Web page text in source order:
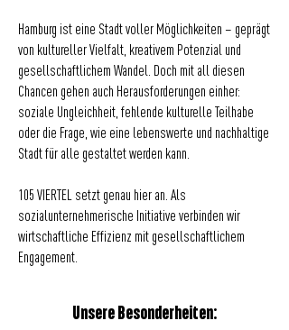
Hamburg ist eine Stadt voller Möglichkeiten – geprägt
von kultureller Vielfalt, kreativem Potenzial und
gesellschaftlichem Wandel. Doch mit all diesen
Chancen gehen auch Herausforderungen einher:
soziale Ungleichheit, fehlende kulturelle Teilhabe
oder die Frage, wie eine lebenswerte und nachhaltige
Stadt für alle gestaltet werden kann.
105 VIERTEL setzt genau hier an. Als
sozialunternehmerische Initiative verbinden wir
wirtschaftliche Effizienz mit gesellschaftlichem
Engagement.
Unsere Besonderheiten: